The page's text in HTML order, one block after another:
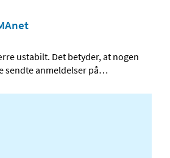
ustabilt. Det betyder, at nogen
sendte anmeldelser på…